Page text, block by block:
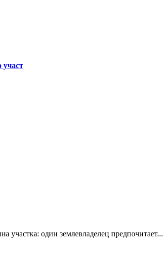
участ
участка: один землевладелец предпочитает...